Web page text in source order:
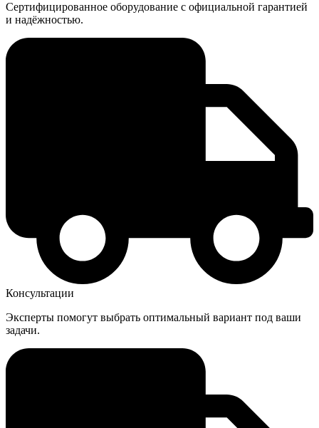
Сертифицированное оборудование с официальной гарантией
и надёжностью.
Консультации
Эксперты помогут выбрать оптимальный вариант под ваши
задачи.